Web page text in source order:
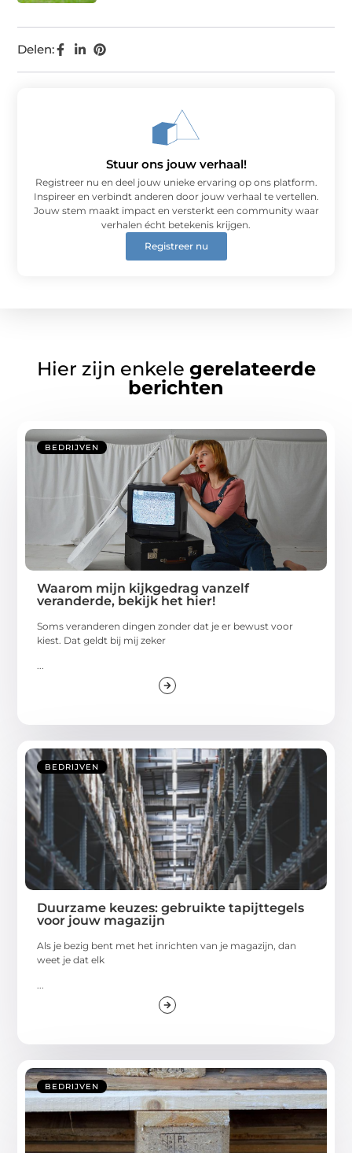
Delen:
Stuur ons jouw verhaal!
Registreer nu en deel jouw unieke ervaring op ons platform.
Inspireer en verbindt anderen door jouw verhaal te vertellen.
Jouw stem maakt impact en versterkt een community waar
verhalen écht betekenis krijgen.
Registreer nu
Hier zijn enkele gerelateerde
berichten
BEDRIJVEN
Waarom mijn kijkgedrag vanzelf
veranderde, bekijk het hier!
Soms veranderen dingen zonder dat je er bewust voor
kiest. Dat geldt bij mij zeker
...
BEDRIJVEN
Duurzame keuzes: gebruikte tapijttegels
voor jouw magazijn
Als je bezig bent met het inrichten van je magazijn, dan
weet je dat elk
...
BEDRIJVEN